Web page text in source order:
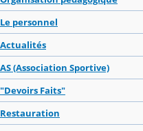
Le personnel
Actualités
AS (Association Sportive)
"Devoirs Faits"
Restauration